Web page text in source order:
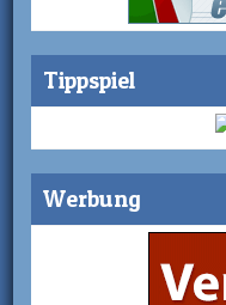
Tippspiel
Werbung